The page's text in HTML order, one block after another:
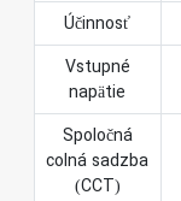
Účinnosť
Vstupné
napätie
Spoločná
colná sadzba
(CCT)